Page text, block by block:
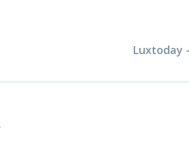
Luxtoday